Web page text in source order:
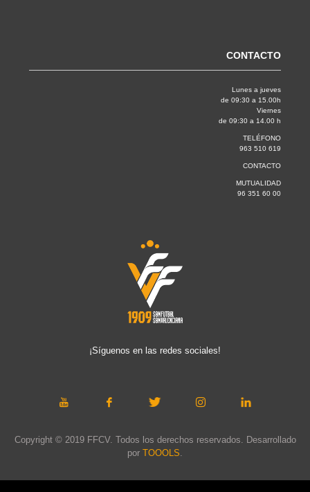
CONTACTO
Lunes a jueves
de 09:30 a 15.00h
Viernes
de 09:30 a 14.00 h
TELÉFONO
963 510 619
CONTACTO
MUTUALIDAD
96 351 60 00
¡Síguenos en las redes sociales!
Copyright © 2019 FFCV. Todos los derechos reservados. Desarrollado
por TOOOLS.